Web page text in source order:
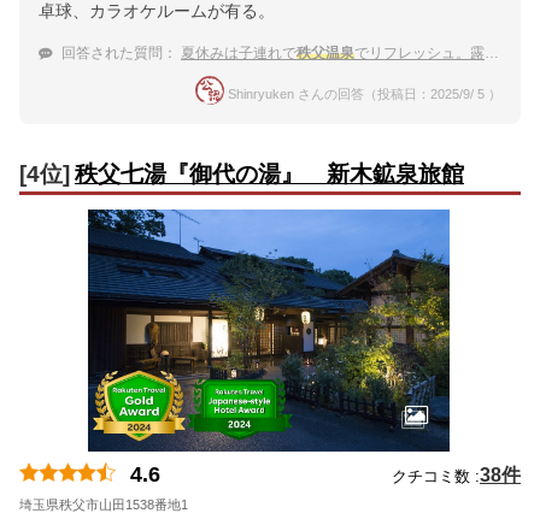
卓球、カラオケルームが有る。
回答された質問： 夏休みは子連れで秩父温泉でリフレッシュ。露天風呂がある子連れに安心の宿は？
Shinryuken さんの回答（投稿日：2025/9/ 5 ）
[4位] 秩父七湯『御代の湯』 新木鉱泉旅館
4.6 クチコミ数 :38件
埼玉県秩父市山田1538番地1